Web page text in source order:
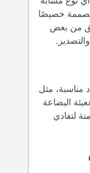
خصيصًا
من بعض
مناسبة، مثل
البضاعة
لتفادي